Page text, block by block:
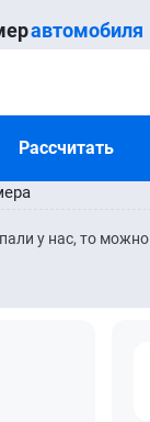
автомобиля
Рассчитать
у нас, то можно